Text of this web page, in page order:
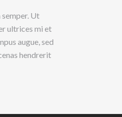
Ut
ultrices mi et
augue, sed
hendrerit